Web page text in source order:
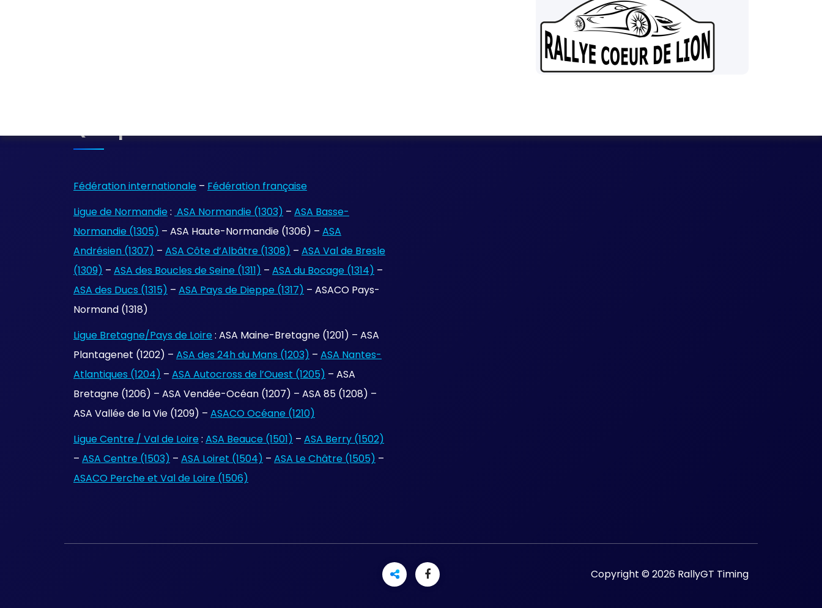
Quelques Liens
Fédération internationale – Fédération française
Ligue de Normandie : ASA Normandie (1303) – ASA Basse-
Normandie (1305) – ASA Haute-Normandie (1306) – ASA
Andrésien (1307) – ASA Côte d’Albâtre (1308) – ASA Val de Bresle
(1309) – ASA des Boucles de Seine (1311) – ASA du Bocage (1314) –
ASA des Ducs (1315) – ASA Pays de Dieppe (1317) – ASACO Pays-
Normand (1318)
Ligue Bretagne/Pays de Loire : ASA Maine-Bretagne (1201) – ASA
Plantagenet (1202) – ASA des 24h du Mans (1203) – ASA Nantes-
Atlantiques (1204) – ASA Autocross de l’Ouest (1205) – ASA
Bretagne (1206) – ASA Vendée-Océan (1207) – ASA 85 (1208) –
ASA Vallée de la Vie (1209) – ASACO Océane (1210)
Ligue Centre / Val de Loire : ASA Beauce (1501) – ASA Berry (1502)
– ASA Centre (1503) – ASA Loiret (1504) – ASA Le Châtre (1505) –
ASACO Perche et Val de Loire (1506)
Copyright © 2026 RallyGT Timing